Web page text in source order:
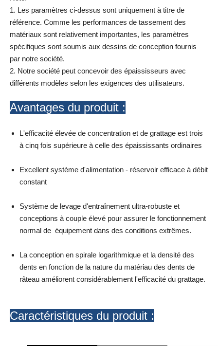
1. Les paramètres ci-dessus sont uniquement à titre de
référence. Comme les performances de tassement des
matériaux sont relativement importantes, les paramètres
spécifiques sont soumis aux dessins de conception fournis
par notre société.
2. Notre société peut concevoir des épaississeurs avec
différents modèles selon les exigences des utilisateurs.
Avantages du produit :
L'efficacité élevée de concentration et de grattage est trois
à cinq fois supérieure à celle des épaississants ordinaires
Excellent système d'alimentation - réservoir efficace à débit
constant
Système de levage d'entraînement ultra-robuste et
conceptions à couple élevé pour assurer le fonctionnement
normal de équipement dans des conditions extrêmes.
La conception en spirale logarithmique et la densité des
dents en fonction de la nature du matériau des dents de
râteau améliorent considérablement l'efficacité du grattage.
Caractéristiques du produit :